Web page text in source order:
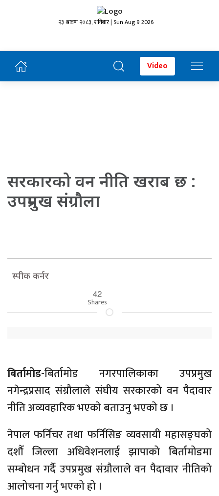
२३ श्रावण २०८३, शनिबार | Sun Aug 9 2026
Video
सरकारको वन नीति खराब छ :
उपप्रमुख संग्रौला
स्पीक कर्नर
42
Shares
बिर्तामोड-बिर्तामोड नगरपालिकाका उपप्रमुख
नगेन्द्रप्रसाद संग्रौलाले संघीय सरकारको वन पैदावार
नीति अव्यवहारिक भएको बताउनु भएको छ ।
नेपाल फर्निचर तथा फर्निसिङ व्यवसायी महासङ्घको
दशौँ जिल्ला अधिवेशनलाई झापाको बिर्तामोडमा
सम्बोधन गर्दै उपप्रमुख संग्रौलाले वन पैदावार नीतिको
आलोचना गर्नु भएको हो ।